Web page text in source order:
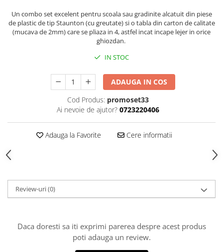
Piese Din Lemn
Piese Din Plastic
Piese sah electronice
Piese Sah Tematice Din Metal
Puzzle
Sah Magnetic India
Set Sah + Table/backgammon
Ceasuri De Sah Digitale
Seturi Sah Tematice
Step 1
Un combo set excelent pentru scoala sau gradinite alcatuit din piese
de plastic de tip Staunton (cu greutate) si o tabla din carton de calitate
(mucava de 2mm) care se pliaza in 4, astfel incat incape lejer in orice
ghiozdan.
IN STOC
ADAUGA IN COS
Cod Produs: promoset33
Ai nevoie de ajutor? 0723220406
Adauga la Favorite Cere informatii
Review-uri(0)
Daca doresti sa iti exprimi parerea despre acest produs
poti adauga un review.